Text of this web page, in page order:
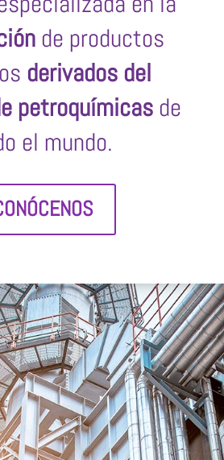
de productos
derivados del
petroquímicasde
el mundo.